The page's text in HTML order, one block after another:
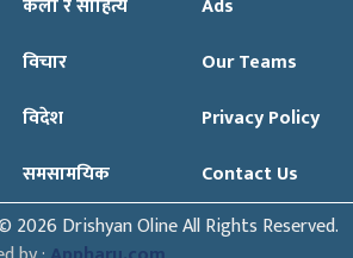
कला र साहित्य
विचार
विदेश
समसामयिक
Ads
Our Teams
Privacy Policy
Contact Us
2026 Drishyan Oline All Rights Reserved.